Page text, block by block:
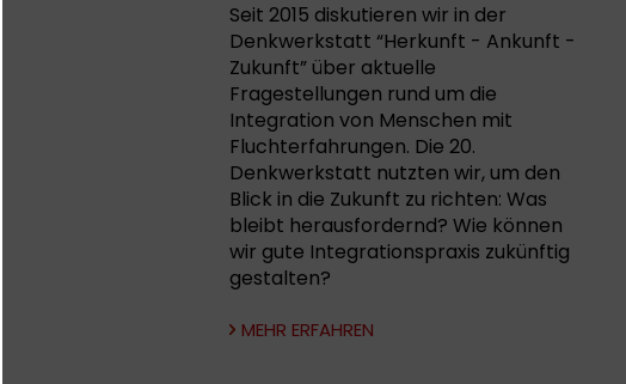
Seit 2015 diskutieren wir in der
Denkwerkstatt “Herkunft - Ankunft -
Zukunft” über aktuelle
Fragestellungen rund um die
Integration von Menschen mit
Fluchterfahrungen. Die 20.
Denkwerkstatt nutzten wir, um den
Blick in die Zukunft zu richten: Was
bleibt herausfordernd? Wie können
wir gute Integrationspraxis zukünftig
gestalten?
MEHR ERFAHREN